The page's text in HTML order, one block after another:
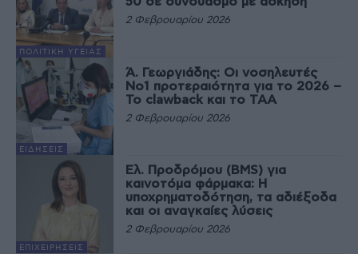
ΠΟΛΙΤΙΚΉ ΥΓΕΊΑΣ
2 Φεβρουαρίου 2026
ΕΙΔΉΣΕΙΣ
Ά. Γεωργιάδης: Οι νοσηλευτές
Νο1 προτεραιότητα για το 2026 –
Το clawback και το ΤΑΑ
2 Φεβρουαρίου 2026
ΕΠΙΧΕΙΡΉΣΕΙΣ
Ελ. Προδρόμου (BMS) για
καινοτόμα φάρμακα: Η
υποχρηματοδότηση, τα αδιέξοδα
και οι αναγκαίες λύσεις
2 Φεβρουαρίου 2026